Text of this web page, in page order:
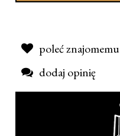
poleć znajomemu
dodaj opinię